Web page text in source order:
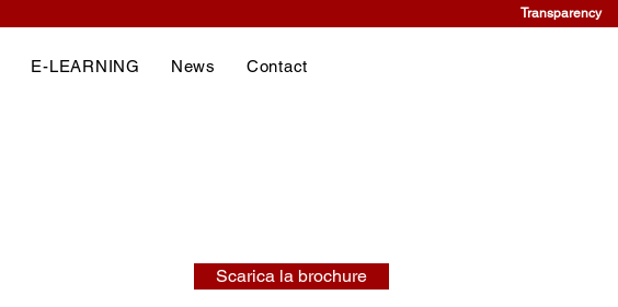
Transparency
E-LEARNING News Contact
Scarica la brochure